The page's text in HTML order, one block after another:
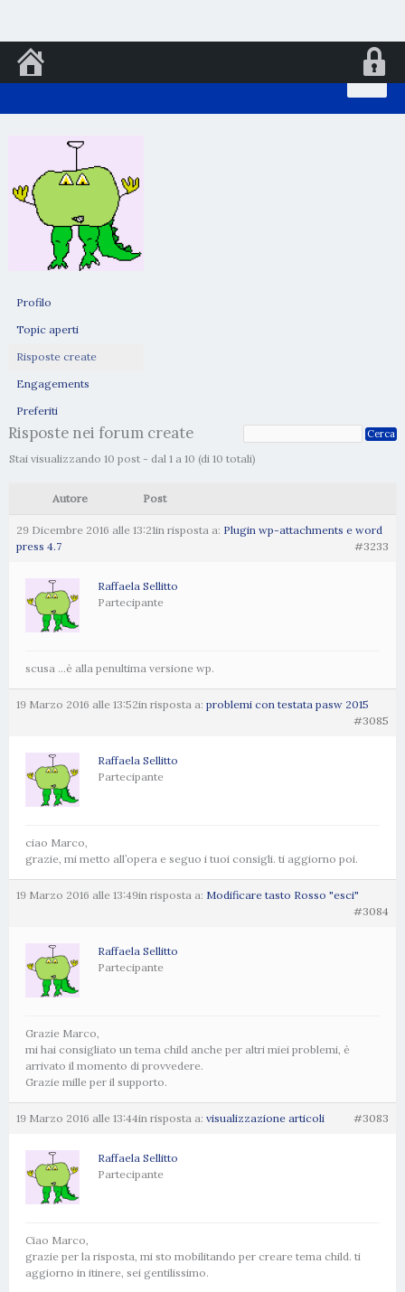
al
Profilo
Topic aperti
Risposte create
Engagements
Preferiti
Risposte nei forum create
Stai visualizzando 10 post - dal 1 a 10 (di 10 totali)
Autore Post
29 Dicembre 2016 alle 13:21in risposta a: Plugin wp-attachments e word
press 4.7
#3233
Raffaela Sellitto
Partecipante
scusa …è alla penultima versione wp.
19 Marzo 2016 alle 13:52in risposta a: problemi con testata pasw 2015
#3085
Raffaela Sellitto
Partecipante
ciao Marco,
grazie, mi metto all’opera e seguo i tuoi consigli. ti aggiorno poi.
19 Marzo 2016 alle 13:49in risposta a: Modificare tasto Rosso "esci"
#3084
Raffaela Sellitto
Partecipante
Grazie Marco,
mi hai consigliato un tema child anche per altri miei problemi, è
arrivato il momento di provvedere.
Grazie mille per il supporto.
19 Marzo 2016 alle 13:44in risposta a: visualizzazione articoli #3083
Raffaela Sellitto
Partecipante
Ciao Marco,
grazie per la risposta, mi sto mobilitando per creare tema child. ti
aggiorno in itinere, sei gentilissimo.